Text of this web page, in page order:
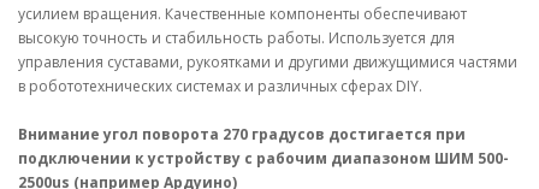
усилием вращения. Качественные компоненты обеспечивают
высокую точность и стабильность работы. Используется для
управления суставами, рукоятками и другими движущимися частями
в робототехнических системах и различных сферах DIY.
Внимание угол поворота 270 градусов достигается при
подключении к устройству с рабочим диапазоном ШИМ 500-
2500us (например Ардуино)